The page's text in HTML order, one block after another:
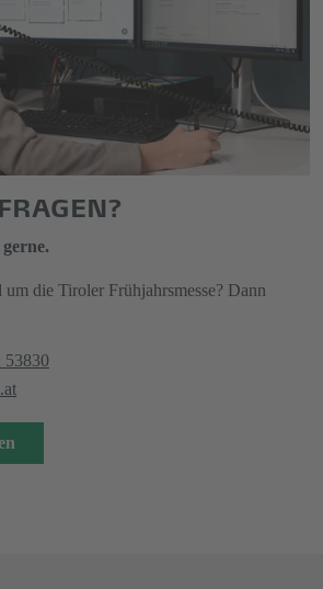
um die Tiroler Frühjahrsmesse? Dann
53830